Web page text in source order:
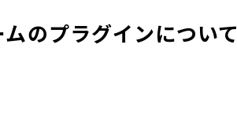
のプラグインについて